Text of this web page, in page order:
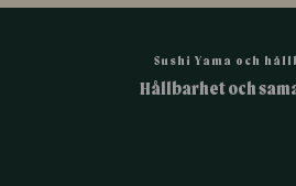
Sushi Yama och
Hållbarhet och